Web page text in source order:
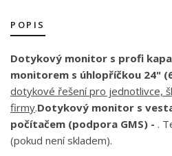
POPIS
Dotykový monitor s profi
monitorem s úhlopříčkou 24"
dotykové řešení pro jednotlivce,
firmy.Dotykový monitor s
počítačem (podpora GMS) - .
(pokud není skladem).